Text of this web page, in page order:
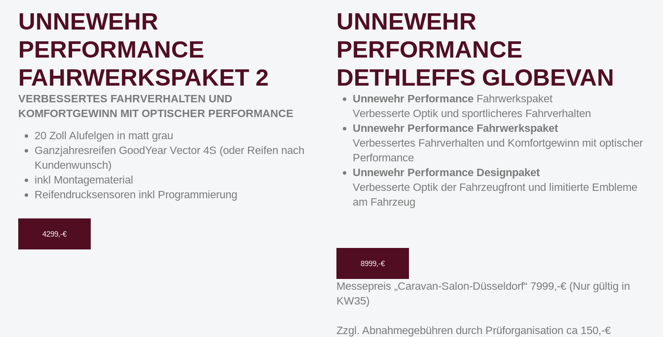
UNNEWEHR
PERFORMANCE
FAHRWERKSPAKET 2
VERBESSERTES FAHRVERHALTEN UND
KOMFORTGEWINN MIT OPTISCHER PERFORMANCE
20 Zoll Alufelgen in matt grau
Ganzjahresreifen GoodYear Vector 4S (oder Reifen nach
Kundenwunsch)
inkl Montagematerial
Reifendrucksensoren inkl Programmierung
4299,-€
UNNEWEHR
PERFORMANCE
DETHLEFFS GLOBEVAN
Unnewehr Performance Fahrwerkspaket
Verbesserte Optik und sportlicheres Fahrverhalten
Unnewehr Performance Fahrwerkspaket
Verbessertes Fahrverhalten und Komfortgewinn mit optischer
Performance
Unnewehr Performance Designpaket
Verbesserte Optik der Fahrzeugfront und limitierte Embleme
am Fahrzeug
8999,-€
Messepreis „Caravan-Salon-Düsseldorf“ 7999,-€ (Nur gültig in
KW35)
Zzgl. Abnahmegebühren durch Prüforganisation ca 150,-€